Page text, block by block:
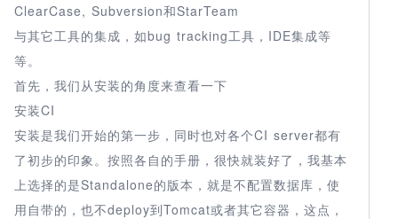
ClearCase, Subversion和StarTeam
与其它工具的集成，如bug tracking工具，IDE集成等
等。
首先，我们从安装的角度来查看一下
安装CI
安装是我们开始的第一步，同时也对各个CI server都有
了初步的印象。按照各自的手册，很快就装好了，我基本
上选择的是Standalone的版本，就是不配置数据库，使
用自带的，也不deploy到Tomcat或者其它容器，这点，